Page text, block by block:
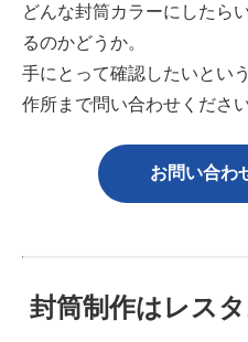
どんな封筒カラーにしたら
るのかどうか。
手にとって確認したいとい
作所まで問い合わせください
お問い合わ
封筒制作はレス